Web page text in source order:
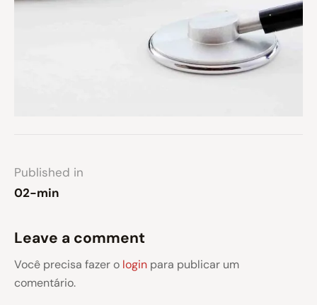
Published in
02-min
Leave a comment
Você precisa fazer o login para publicar um
comentário.